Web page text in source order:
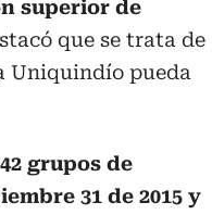
superior de
que se trata de
Uniquindío pueda
grupos de
31 de 2015 y